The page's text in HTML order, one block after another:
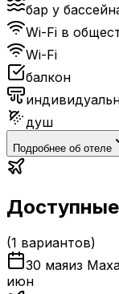
бар у
Wi-Fi в
Wi-Fi
балкон
душ
Подробнее об отеле
(1 вариантов)
30 маяиз
июн